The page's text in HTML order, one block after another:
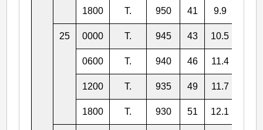
1800 T. 950 41 9.9
25 0000 T. 945 43 10.5
0600 T. 940 46 11.4
1200 T. 935 49 11.7
1800 T. 930 51 12.1